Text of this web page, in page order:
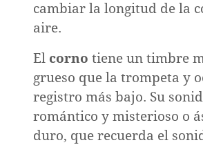
cambiar la longitud de la
aire.
El corno tiene un timbre
grueso que la trompeta y
registro más bajo. Su
romántico y misterioso o
duro, que recuerda el